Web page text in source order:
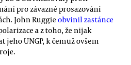
pro závazné prosazování
John Ruggie obvinil zastánce
a z toho, že nijak
UNGP, k čemuž ovšem